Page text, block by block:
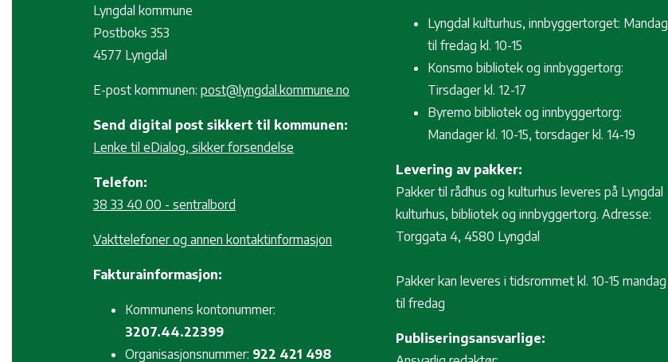
Lyngdal kommune
Postboks 353
4577 Lyngdal
E-post kommunen: post@lyngdal.kommune.no
Send digital post sikkert til kommunen:
Lenke til eDialog, sikker forsendelse
Telefon:
38 33 40 00 - sentralbord
Vakttelefoner og annen kontaktinformasjon
Fakturainformasjon:
Kommunens kontonummer:
3207.44.22399
Organisasjonsnummer: 922 421 498
Lyngdal kulturhus, innbyggertorget: Mandag
til fredag kl. 10-15
Konsmo bibliotek og innbyggertorg:
Tirsdager kl. 12-17
Byremo bibliotek og innbyggertorg:
Mandager kl. 10-15, torsdager kl. 14-19
Levering av pakker:
Pakker til rådhus og kulturhus leveres på Lyngdal
kulturhus, bibliotek og innbyggertorg. Adresse:
Torggata 4, 4580 Lyngdal
Pakker kan leveres i tidsrommet kl. 10-15 mandag
til fredag
Publiseringsansvarlige: